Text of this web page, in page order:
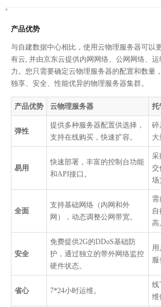
产品优势
与自建数据中心相比，使用云物理服务器可以
有云, 并由京东云提供内网网络、公网网络、
力。您只需要确定云物理服务器的配置和数量
独享、安全、性能优异的物理服务器集群。
产品优势 云物理服务器 托
弹性
提供多种服务器配置供选择，
支持在线购买，快速扩容。
碎
大
易用
快速部署，丰富的控制台功能
和API接口。
采
交
场
全面
支持基础网络（内网和外
网），动态调整公网带宽。
需
高
安全
免费提供2G的DDoS基础防
护，通过独立的带外网络监控
硬件状态。
服
省心 7*24小时运维。
线
维